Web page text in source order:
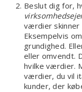
Beslut dig for,
værdier skinner
Eksempelvis
grundighed.
eller omvendt.
hvilke værdier.
værdier, du vil
kunder, der